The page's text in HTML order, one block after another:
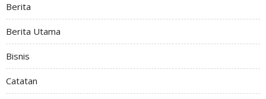
Berita
Berita Utama
Bisnis
Catatan